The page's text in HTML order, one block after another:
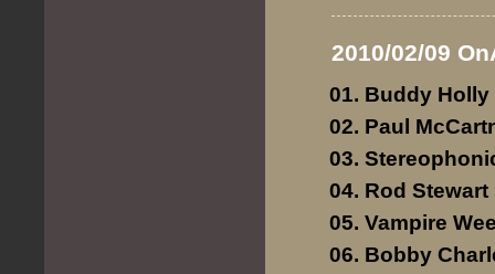
2010/02/09
Buddy Holly
Paul
Rod Stewart
Vampire
Bobby